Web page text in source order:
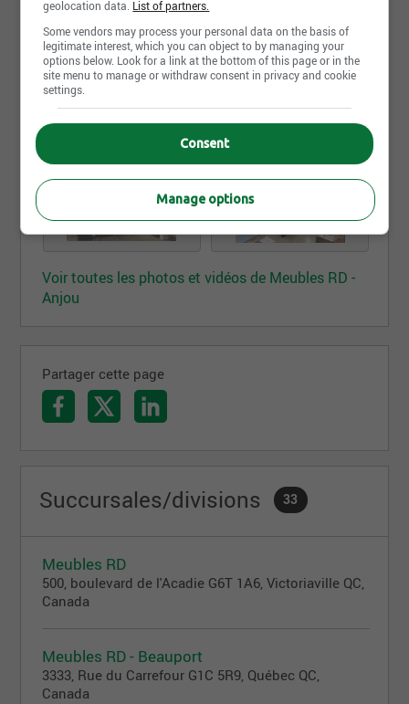
Photos et vidéos
Voir toutes les photos et vidéos de Meubles RD -
Anjou
Partager cette page
Succursales/divisions 33
Meubles RD
500, boulevard de l'Acadie G6T 1A6, Victoriaville QC,
Canada
Meubles RD - Beauport
3333, Rue du Carrefour G1C 5R9, Québec QC,
Canada
geolocation data. List of partners.
Some vendors may process your personal data on the basis of
legitimate interest, which you can object to by managing your
options below. Look for a link at the bottom of this page or in the
site menu to manage or withdraw consent in privacy and cookie
settings.
Consent
Manage options